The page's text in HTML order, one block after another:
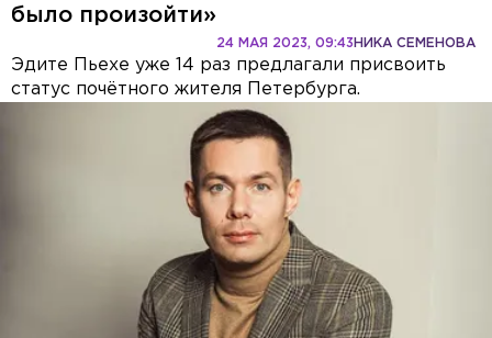
было произойти»
НИКА СЕМЕНОВА
24 МАЯ 2023, 09:43
Эдите Пьехе уже 14 раз предлагали присвоить
статус почётного жителя Петербурга.